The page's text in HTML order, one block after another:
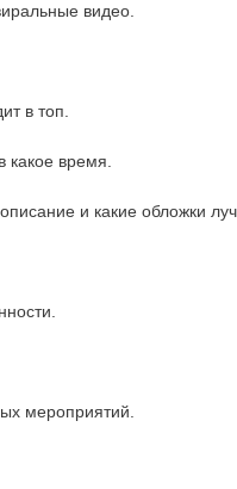
видео.
в топ.
какое время.
и какие обложки
мероприятий.